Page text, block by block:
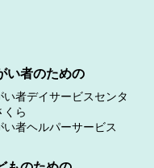
い者のための
い者デイサービスセンタ
くら
い者ヘルパーサービス